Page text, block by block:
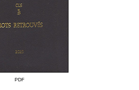
PDF